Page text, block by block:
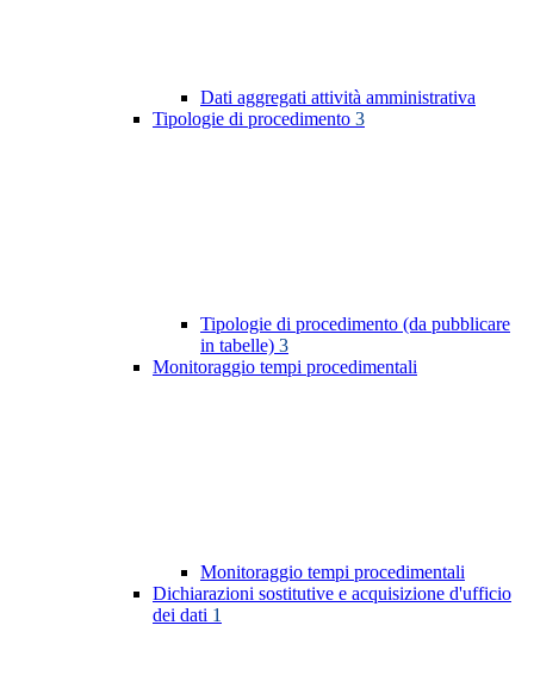
Dati aggregati attività amministrativa
Tipologie di procedimento 3
Tipologie di procedimento (da pubblicare
in tabelle) 3
Monitoraggio tempi procedimentali
Monitoraggio tempi procedimentali
Dichiarazioni sostitutive e acquisizione d'ufficio
dei dati 1